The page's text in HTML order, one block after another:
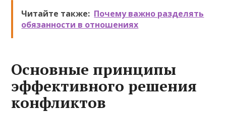
Читайте также: Почему важно разделять
обязанности в отношениях
Основные принципы
эффективного решения
конфликтов